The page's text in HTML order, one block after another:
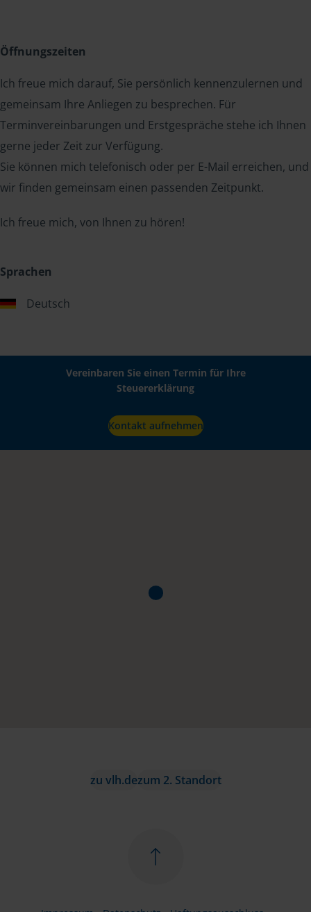
Öffnungszeiten
Ich freue mich darauf, Sie persönlich kennenzulernen und
gemeinsam Ihre Anliegen zu besprechen. Für
Terminvereinbarungen und Erstgespräche stehe ich Ihnen
gerne jeder Zeit zur Verfügung.
Sie können mich telefonisch oder per E-Mail erreichen, und
wir finden gemeinsam einen passenden Zeitpunkt.
Ich freue mich, von Ihnen zu hören!
Sprachen
Deutsch
Vereinbaren Sie einen Termin für Ihre
Steuererklärung
Kontakt aufnehmen
zu vlh.dezum 2. Standort